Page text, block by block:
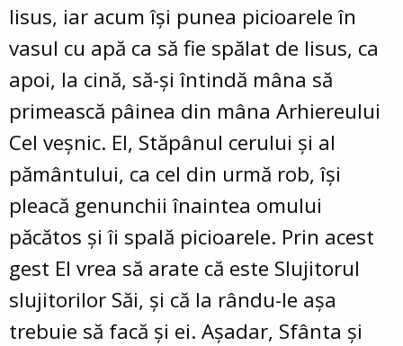
Iisus, iar acum îşi punea picioarele în
vasul cu apă ca să fie spălat de Iisus, ca
apoi, la cină, să-şi întindă mâna să
primească pâinea din mâna Arhiereului
Cel veşnic. El, Stăpânul cerului şi al
pământului, ca cel din urmă rob, îşi
pleacă genunchii înaintea omului
păcătos şi îi spală picioarele. Prin acest
gest El vrea să arate că este Slujitorul
slujitorilor Săi, şi că la rându-le aşa
trebuie să facă şi ei. Aşadar, Sfânta şi